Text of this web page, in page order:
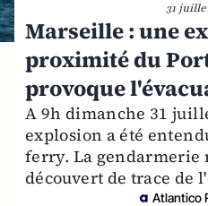
31
Marseille : une
proximité du
provoque
A 9h dimanche 31
explosion a été
ferry. La gendarmerie
découvert de trace de
Atlantico